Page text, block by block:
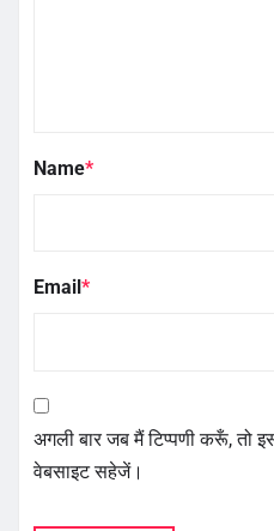
Name*
Email *
अगली बार जब मैं टिप्पणी करूँ, तो
वेबसाइट सहेजें।